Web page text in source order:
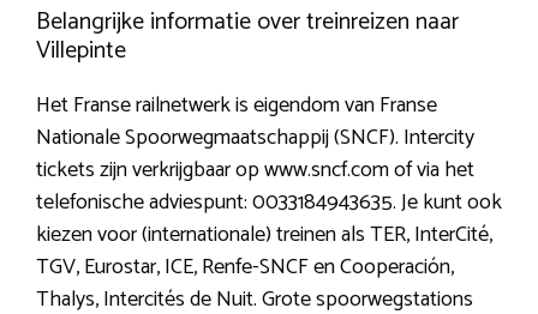
Belangrijke informatie over treinreizen naar
Villepinte
Het Franse railnetwerk is eigendom van Franse
Nationale Spoorwegmaatschappij (SNCF). Intercity
tickets zijn verkrijgbaar op www.sncf.com of via het
telefonische adviespunt: 0033184943635. Je kunt ook
kiezen voor (internationale) treinen als TER, InterCité,
TGV, Eurostar, ICE, Renfe-SNCF en Cooperación,
Thalys, Intercités de Nuit. Grote spoorwegstations